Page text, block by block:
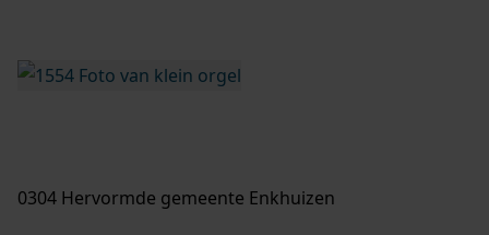
0304 Hervormde gemeente Enkhuizen